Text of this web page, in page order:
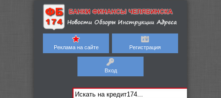
Реклама на сайте Регистрация
Вход